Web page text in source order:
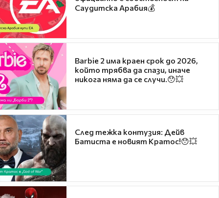
Саудитска Арабия💰
Barbie 2 има краен срок до 2026,
който трябва да спази, иначе
никога няма да се случи.😯💥
След тежка контузия: Дейв
Батиста е новият Кратос!😯💥